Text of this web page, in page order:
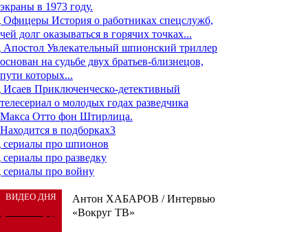
экраны в 1973 году.
Офицеры История о работниках спецслужб,
чей долг оказываться в горячих точках...
Апостол Увлекательный шпионский триллер
основан на судьбе двух братьев-близнецов,
пути которых...
Исаев Приключенческо-детективный
телесериал о молодых годах разведчика
Макса Отто фон Штирлица.
Находится в подборках3
сериалы про шпионов
сериалы про разведку
сериалы про войну
ВИДЕО ДНЯ
Антон ХАБАРОВ / Интервью
«Вокруг ТВ»